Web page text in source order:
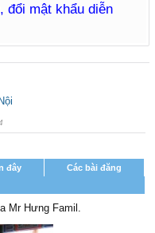
đổi mật khẩu diễn
đây
Các bài đăng
Mr Hưng Famil.